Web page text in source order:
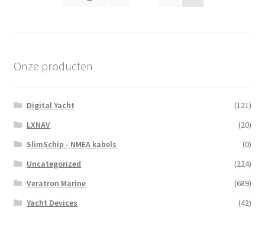
Onze producten
Digital Yacht
(121)
LXNAV
(20)
SlimSchip - NMEA kabels
(0)
Uncategorized
(224)
Veratron Marine
(689)
Yacht Devices
(42)